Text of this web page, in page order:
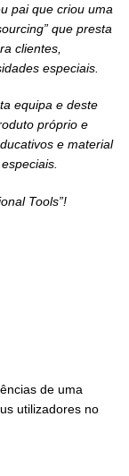
pai que criou uma
que presta
clientes,
especiais.
equipa e deste
próprio e
e material
Tools”!
de uma
utilizadores no